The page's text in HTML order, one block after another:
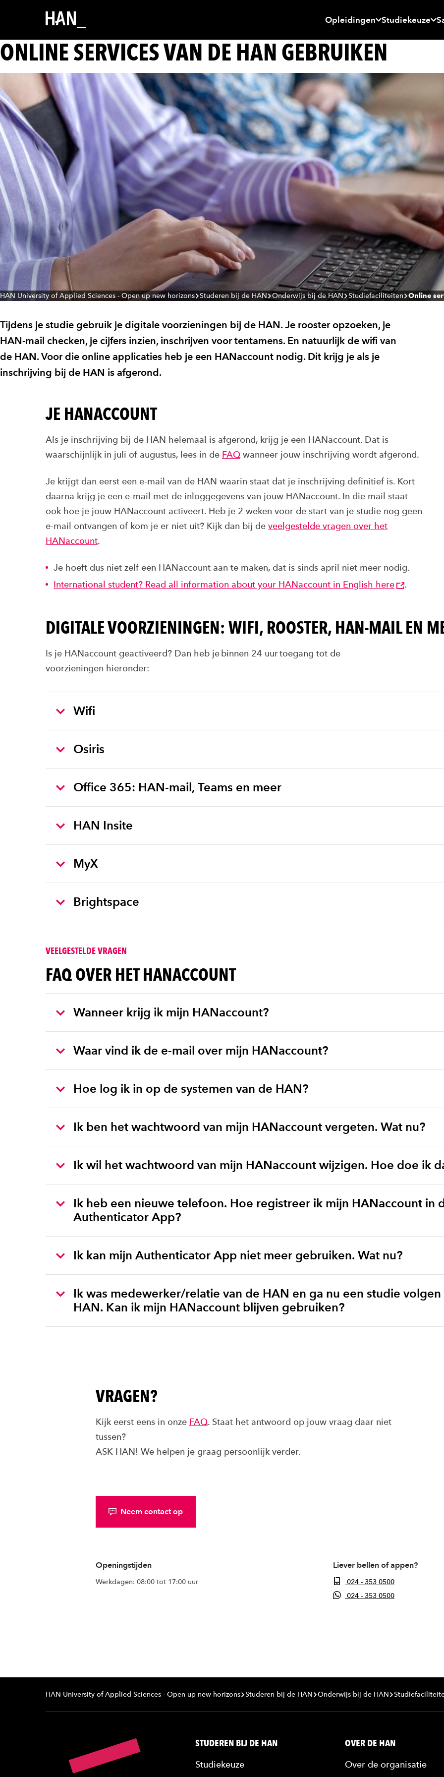
Opleidingen Studiekeuze
ONLINE SERVICES VAN DE HAN GEBRUIKEN
HAN University of Applied Sciences - Open up new horizons Studeren bij de HAN Onderwijs bij de HAN Studiefaciliteiten Online
Tijdens je studie gebruik je digitale voorzieningen bij de HAN. Je rooster opzoeken, je
HAN-mail checken, je cijfers inzien, inschrijven voor tentamens. En natuurlijk de wifi van
de HAN. Voor die online applicaties heb je een HANaccount nodig. Dit krijg je als je
inschrijving bij de HAN is afgerond.
JE HANACCOUNT
Als je inschrijving bij de HAN helemaal is afgerond, krijg je een HANaccount. Dat is
waarschijnlijk in juli of augustus, lees in de FAQ wanneer jouw inschrijving wordt afgerond.
Je krijgt dan eerst een e-mail van de HAN waarin staat dat je inschrijving definitief is. Kort
daarna krijg je een e-mail met de inloggegevens van jouw HANaccount. In die mail staat
ook hoe je jouw HANaccount activeert. Heb je 2 weken voor de start van je studie nog geen
e-mail ontvangen of kom je er niet uit? Kijk dan bij de veelgestelde vragen over het
HANaccount.
Je hoeft dus niet zelf een HANaccount aan te maken, dat is sinds april niet meer nodig.
International student? Read all information about your HANaccount in English here
.
DIGITALE VOORZIENINGEN: WIFI, ROOSTER, HAN-MAIL EN
Is je HANaccount geactiveerd? Dan heb je binnen 24 uur toegang tot de
voorzieningen hieronder:
Wifi
Osiris
Office 365: HAN-mail, Teams en meer
HAN Insite
MyX
Brightspace
VEELGESTELDE VRAGEN
FAQ OVER HET HANACCOUNT
Wanneer krijg ik mijn HANaccount?
Waar vind ik de e-mail over mijn HANaccount?
Hoe log ik in op de systemen van de HAN?
Ik ben het wachtwoord van mijn HANaccount vergeten. Wat nu?
Ik wil het wachtwoord van mijn HANaccount wijzigen. Hoe doe ik
Ik heb een nieuwe telefoon. Hoe registreer ik mijn HANaccount in
Authenticator App?
Ik kan mijn Authenticator App niet meer gebruiken. Wat nu?
Ik was medewerker/relatie van de HAN en ga nu een studie
HAN. Kan ik mijn HANaccount blijven gebruiken?
VRAGEN?
Kijk eerst eens in onze FAQ. Staat het antwoord op jouw vraag daar niet
tussen?
ASK HAN! We helpen je graag persoonlijk verder.
Neem contact op
Openingstijden
Werkdagen: 08:00 tot 17:00 uur
Liever bellen of appen?
024 - 353 0500
024 - 353 0500
HAN University of Applied Sciences - Open up new horizons Studeren bij de HAN Onderwijs bij de HAN
STUDEREN BIJ DE HAN
Studiekeuze
OVER DE HAN
Over de organisatie